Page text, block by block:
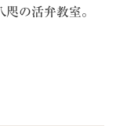
の活弁教室。